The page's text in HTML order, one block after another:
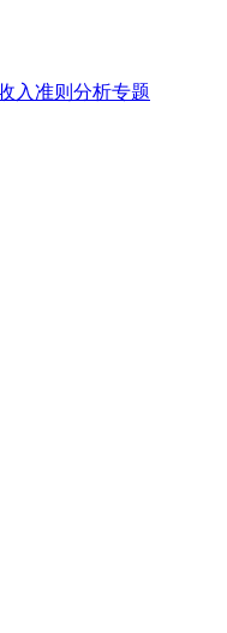
入准则分析专题